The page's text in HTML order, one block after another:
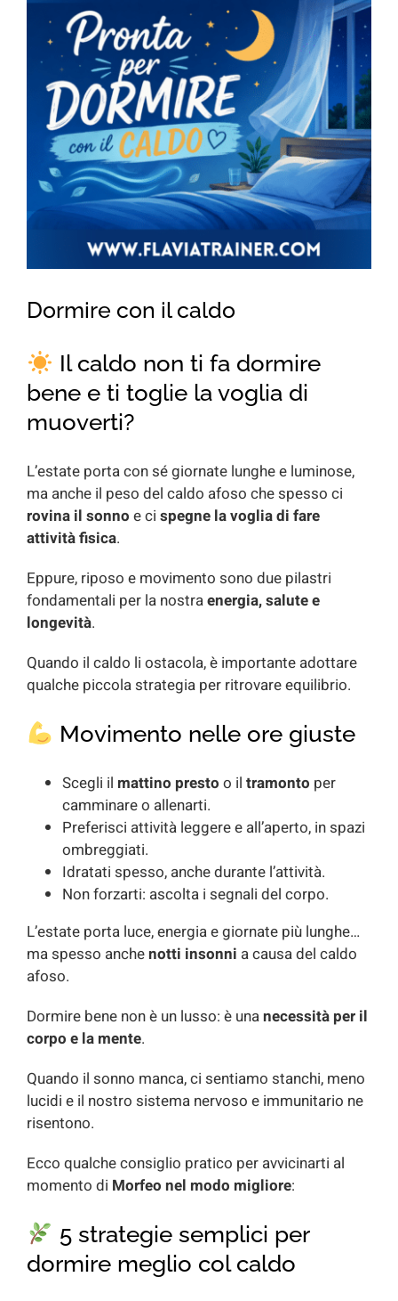
Dormire con il caldo
Il caldo non ti fa dormire
bene e ti toglie la voglia di
muoverti?
L’estate porta con sé giornate lunghe e luminose,
ma anche il peso del caldo afoso che spesso ci
rovina il sonno e ci spegne la voglia di fare
attività fisica.
Eppure, riposo e movimento sono due pilastri
fondamentali per la nostraenergia, salute e
longevità.
Quando il caldo li ostacola, è importante adottare
qualche piccola strategia per ritrovare equilibrio.
Movimento nelle ore giuste
Scegli il mattino presto o il tramonto per
camminare o allenarti.
Preferisci attività leggere e all’aperto, in spazi
ombreggiati.
Idratati spesso, anche durante l’attività.
Non forzarti: ascolta i segnali del corpo.
L’estate porta luce, energia e giornate più lunghe…
ma spesso anchenotti insonni a causa del caldo
afoso.
Dormire bene non è un lusso: è unanecessità per il
corpo e la mente.
Quando il sonno manca, ci sentiamo stanchi, meno
lucidi e il nostro sistema nervoso e immunitario ne
risentono.
Ecco qualche consiglio pratico per avvicinarti al
momento di Morfeo nel modo migliore:
5 strategie semplici per
dormire meglio col caldo